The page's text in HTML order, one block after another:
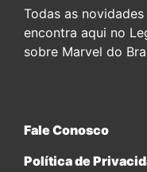
Todas as
encontra aqui no
sobre Marvel do
Fale Conosco
Política de